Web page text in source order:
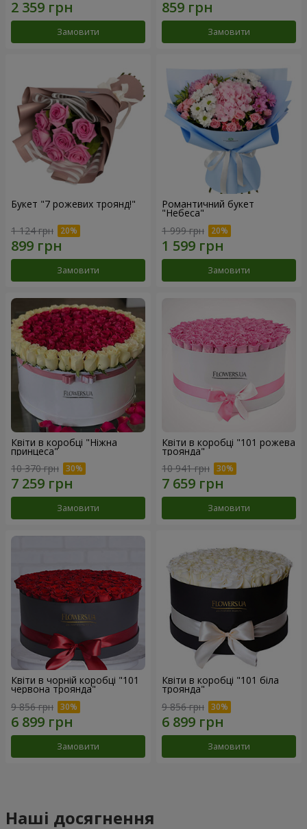
Замовити Замовити
Букет "7 рожевих троянд!"
1 124 грн
Замовити
Романтичний букет
"Небеса"
1 999 грн
Замовити
Квіти в коробці "Ніжна
принцеса"
10 370 грн
Замовити
Квіти в коробці "101 рожева
троянда"
10 941 грн
Замовити
Квіти в чорній коробці "101
червона троянда"
9 856 грн
Замовити
Квіти в коробці "101 біла
троянда"
9 856 грн
Замовити
Наші досягнення